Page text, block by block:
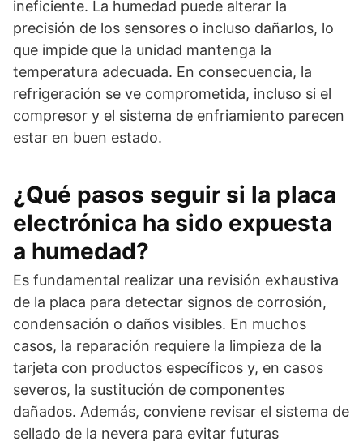
ineficiente. La humedad puede alterar la
precisión de los sensores o incluso dañarlos, lo
que impide que la unidad mantenga la
temperatura adecuada. En consecuencia, la
refrigeración se ve comprometida, incluso si el
compresor y el sistema de enfriamiento parecen
estar en buen estado.
¿Qué pasos seguir si la placa
electrónica ha sido expuesta
a humedad?
Es fundamental realizar una revisión exhaustiva
de la placa para detectar signos de corrosión,
condensación o daños visibles. En muchos
casos, la reparación requiere la limpieza de la
tarjeta con productos específicos y, en casos
severos, la sustitución de componentes
dañados. Además, conviene revisar el sistema de
sellado de la nevera para evitar futuras